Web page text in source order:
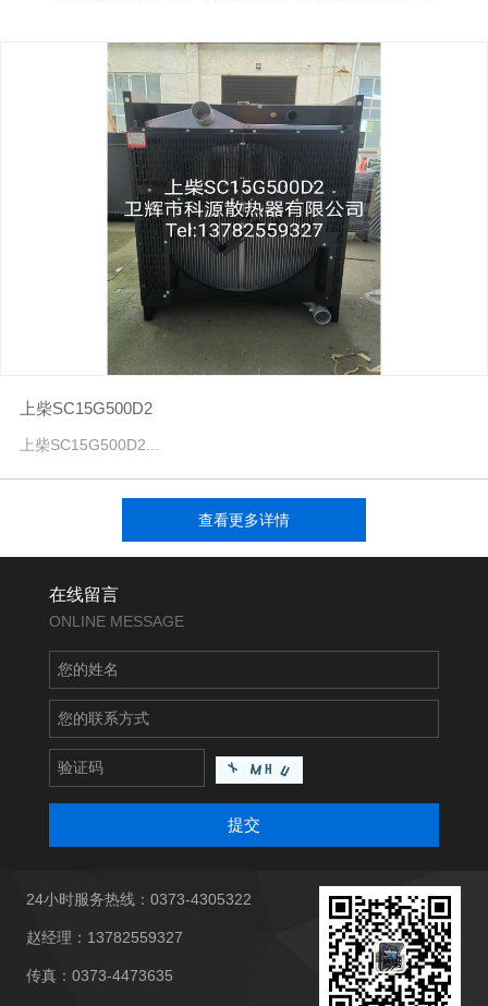
上柴SC15G500D2
上柴SC15G500D2...
查看更多详情
在线留言
ONLINE MESSAGE
提交
24小时服务热线：0373-4305322
赵经理：13782559327
传真：0373-4473635